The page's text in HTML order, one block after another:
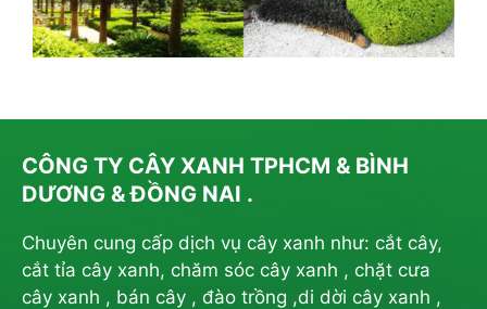
CÔNG TY CÂY XANH TPHCM & BÌNH
DƯƠNG & ĐỒNG NAI .
Chuyên cung cấp dịch vụ cây xanh như: cắt cây,
cắt tỉa cây xanh, chăm sóc cây xanh , chặt cưa
cây xanh , bán cây , đào trồng ,di dời cây xanh ,